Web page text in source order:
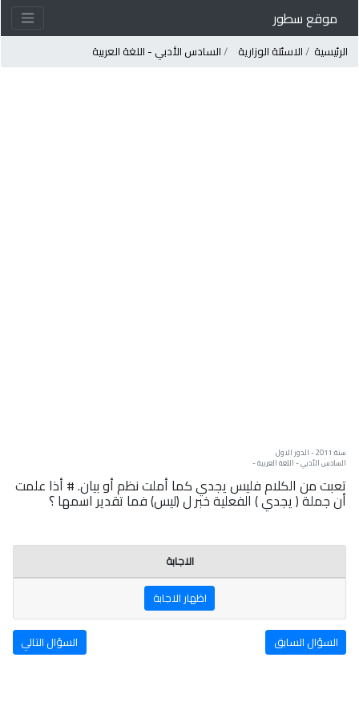
موقع سطور
الرئيسية الاسئلة الوزارية السادس الأدبي - اللغة العربية
سنة: 2011 - الدور الاول
السادس الأدبي - اللغة العربية -
تعبت من الكلام فليس يجدي كما أملت نظم أو بيان. # أذا علمت
أن جملة ( يجدي ) الفعلية خبر ل (ليس) فما تقدير اسمها ؟
الاجابة
اظهار الاجابة
السؤال السابق السؤال التالي